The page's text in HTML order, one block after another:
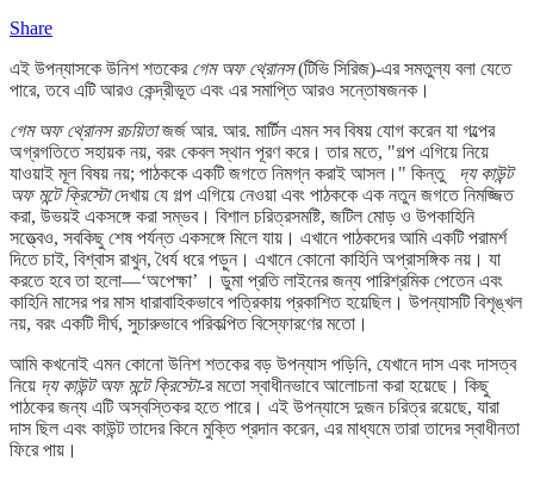
Share
এই উপন্যাসকে উনিশ শতকের গেম অফ থ্রোনস(টিভি সিরিজ)-এর সমতুল্য বলা যেতে
পারে, তবে এটি আরও কেন্দ্রীভূত এবং এর সমাপ্তি আরও সন্তোষজনক।
গেম অফ থ্রোনস রচয়িতাজর্জ আর. আর. মার্টিন এমন সব বিষয় যোগ করেন যা গল্পের
অগ্রগতিতে সহায়ক নয়, বরং কেবল স্থান পূরণ করে। তার মতে, "গল্প এগিয়ে নিয়ে
যাওয়াই মূল বিষয় নয়; পাঠককে একটি জগতে নিমগ্ন করাই আসল।" কিন্তু দ্য কাউন্ট
অফ মন্টে ক্রিস্টোদেখায় যে গল্প এগিয়ে নেওয়া এবং পাঠককে এক নতুন জগতে নিমজ্জিত
করা, উভয়ই একসঙ্গে করা সম্ভব। বিশাল চরিত্রসমষ্টি, জটিল মোড় ও উপকাহিনি
সত্ত্বেও, সবকিছু শেষ পর্যন্ত একসঙ্গে মিলে যায়। এখানে পাঠকদের আমি একটি পরামর্শ
দিতে চাই, বিশ্বাস রাখুন, ধৈর্য ধরে পড়ুন। এখানে কোনো কাহিনি অপ্রাসঙ্গিক নয়। যা
করতে হবে তা হলো—‘অপেক্ষা’ । ডুমা প্রতি লাইনের জন্য পারিশ্রমিক পেতেন এবং
কাহিনি মাসের পর মাস ধারাবাহিকভাবে পত্রিকায় প্রকাশিত হয়েছিল। উপন্যাসটি বিশৃঙ্খল
নয়, বরং একটি দীর্ঘ, সুচারুভাবে পরিকল্পিত বিস্ফোরণের মতো।
আমি কখনোই এমন কোনো উনিশ শতকের বড় উপন্যাস পড়িনি, যেখানে দাস এবং দাসত্ব
নিয়ে দ্য কাউন্ট অফ মন্টে ক্রিস্টো-র মতো স্বাধীনভাবে আলোচনা করা হয়েছে। কিছু
পাঠকের জন্য এটি অস্বস্তিকর হতে পারে। এই উপন্যাসে দুজন চরিত্র রয়েছে, যারা
দাস ছিল এবং কাউন্ট তাদের কিনে মুক্তি প্রদান করেন, এর মাধ্যমে তারা তাদের স্বাধীনতা
ফিরে পায়।